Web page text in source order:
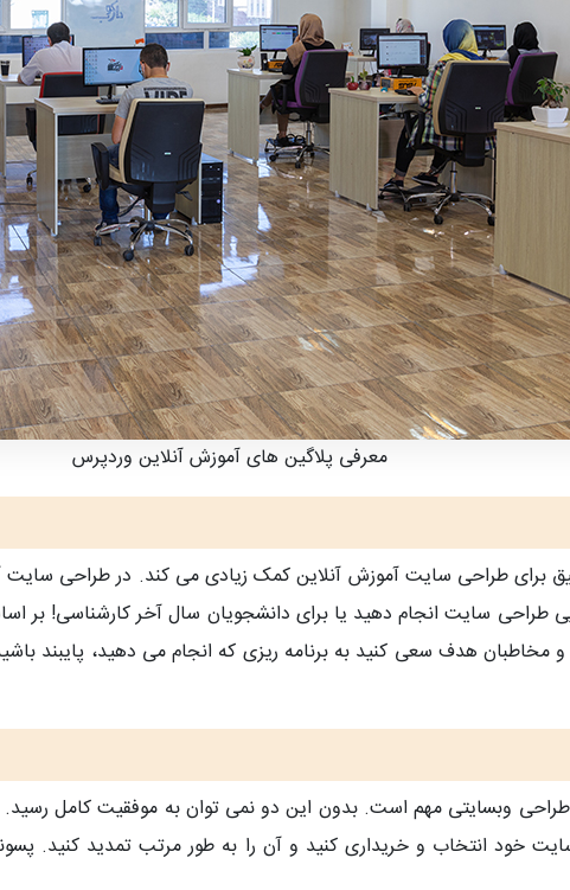
معرفی پلاگین های آموزش آنلاین وردپرس
برای طراحی سایت آموزش آنلاین کمک زیادی می کند. در طراحی سایت
طراحی سایت انجام دهید یا برای دانشجویان سال آخر کارشناسی! بر
هدف سعی کنید به برنامه ریزی که انجام می دهید، پایبند باشید.
وبسایتی مهم است. بدون این دو نمی توان به موفقیت کامل
خود انتخاب و خریداری کنید و آن را به طور مرتب تمدید کنید.